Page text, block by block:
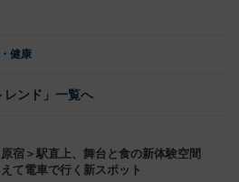
健康
レンド」一覧へ
宿＞駅直上、舞台と食の新体験空間
て電車で行く新スポット